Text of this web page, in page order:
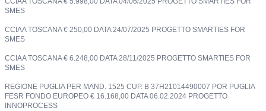
SMES
CCIAA TOSCANA € 250,00 DATA 24/07/2025 PROGETTO SMARTIES FOR
SMES
CCIAA TOSCANA € 6.248,00 DATA 28/11/2025 PROGETTO SMARTIES FOR
SMES
REGIONE PUGLIA PER MAND. 1525 CUP. B 37H21014490007 POR PUGLIA
FESR FONDO EUROPEO € 16.168,00 DATA 06.02.2024 PROGETTO
INNOPROCESS